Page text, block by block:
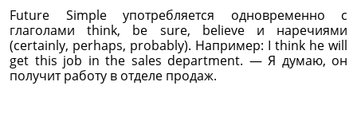
Future Simple употребляется одновременно с
глаголами think, be sure, believe и наречиями
(certainly, perhaps, probably). Например: I think he will
get this job in the sales department. — Я думаю, он
получит работу в отделе продаж.